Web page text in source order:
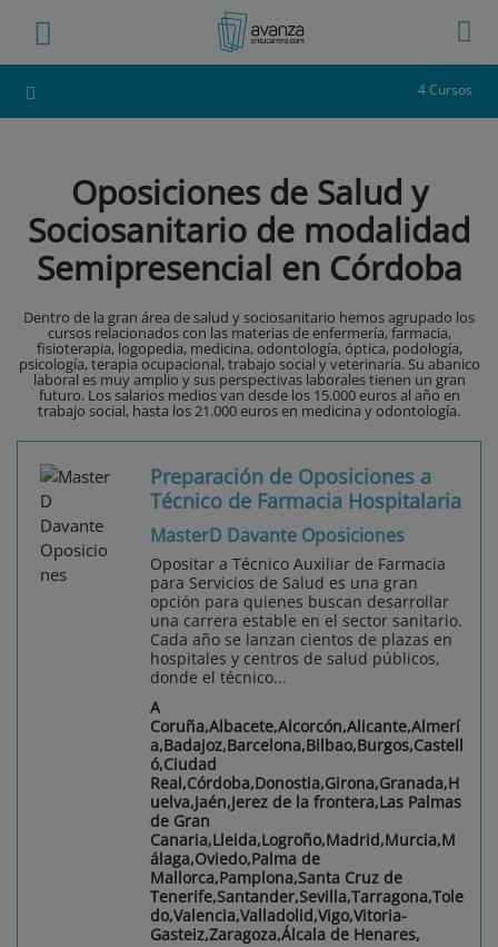
4 Cursos
Oposiciones de Salud y
Sociosanitario de modalidad
Semipresencial en Córdoba
Dentro de la gran área de salud y sociosanitario hemos agrupado los
cursos relacionados con las materias de enfermería, farmacia,
fisioterapia, logopedia, medicina, odontología, óptica, podología,
psicología, terapia ocupacional, trabajo social y veterinaria. Su abanico
laboral es muy amplio y sus perspectivas laborales tienen un gran
futuro. Los salarios medios van desde los 15.000 euros al año en
trabajo social, hasta los 21.000 euros en medicina y odontología.
Preparación de Oposiciones a
Técnico de Farmacia Hospitalaria
MasterD Davante Oposiciones
Opositar a Técnico Auxiliar de Farmacia
para Servicios de Salud es una gran
opción para quienes buscan desarrollar
una carrera estable en el sector sanitario.
Cada año se lanzan cientos de plazas en
hospitales y centros de salud públicos,
donde el técnico...
A
Coruña,Albacete,Alcorcón,Alicante,Almerí
a,Badajoz,Barcelona,Bilbao,Burgos,Castell
ó,Ciudad
Real,Córdoba,Donostia,Girona,Granada,H
uelva,Jaén,Jerez de la frontera,Las Palmas
de Gran
Canaria,Lleida,Logroño,Madrid,Murcia,M
álaga,Oviedo,Palma de
Mallorca,Pamplona,Santa Cruz de
Tenerife,Santander,Sevilla,Tarragona,Tole
do,Valencia,Valladolid,Vigo,Vitoria-
Gasteiz,Zaragoza,Álcala de Henares,